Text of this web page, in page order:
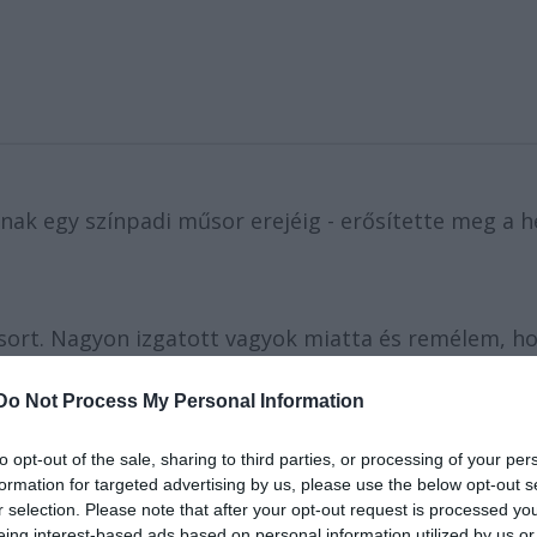
Not Process My Personal Information
opt-out of the sale, sharing to third parties, or processing of your
for targeted advertising by us, please use the below opt-out
selection. Please note that after your opt-out request is processed
egy színpadi műsor erejéig - erősítette meg a
Nagyon izgatott vagyok miatta és remélem,
a jelzáloghitelemet" - nyilatkozta
várhatóan csütörtökön jelentik be egy londoni
Idle, Terry Gilliam, Michael PalinésTerry Jones
1989-ben hunyt el.) A sajtótájékoztatót a The